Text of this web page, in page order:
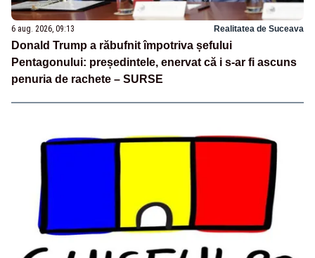
6 aug. 2026, 09:13 Realitatea de Suceava
Donald Trump a răbufnit împotriva șefului
Pentagonului: președintele, enervat că i s-ar fi ascuns
penuria de rachete – SURSE